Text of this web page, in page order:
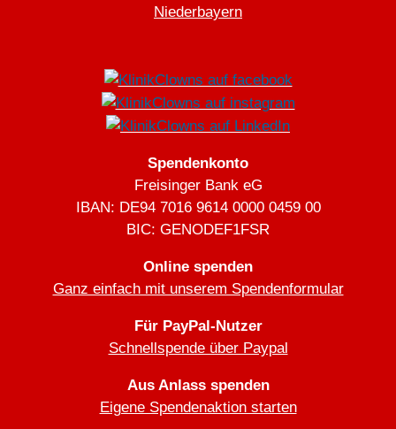
Niederbayern
Spendenkonto
Freisinger Bank eG
IBAN: DE94 7016 9614 0000 0459 00
BIC: GENODEF1FSR
Online spenden
Ganz einfach mit unserem Spendenformular
Für PayPal-Nutzer
Schnellspende über Paypal
Aus Anlass spenden
Eigene Spendenaktion starten